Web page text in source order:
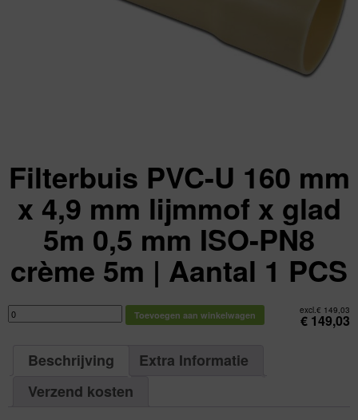
Filterbuis PVC-U 160 mm
x 4,9 mm lijmmof x glad
5m 0,5 mm ISO-PN8
crème 5m | Aantal 1 PCS
excl.€ 149,03
€ 149,03
Filterbuis
PVC-
U
Toevoegen aan winkelwagen
Beschrijving
Extra Informatie
Verzend kosten